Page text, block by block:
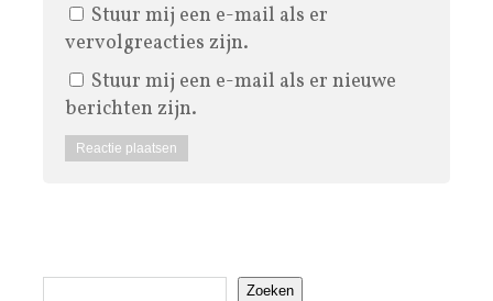
Stuur mij een e-mail als er
vervolgreacties zijn.
Stuur mij een e-mail als er nieuwe
berichten zijn.
Zoeken